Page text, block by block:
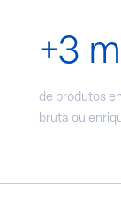
+3
de produtos
bruta ou